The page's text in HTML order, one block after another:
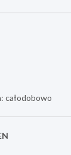
całodobowo